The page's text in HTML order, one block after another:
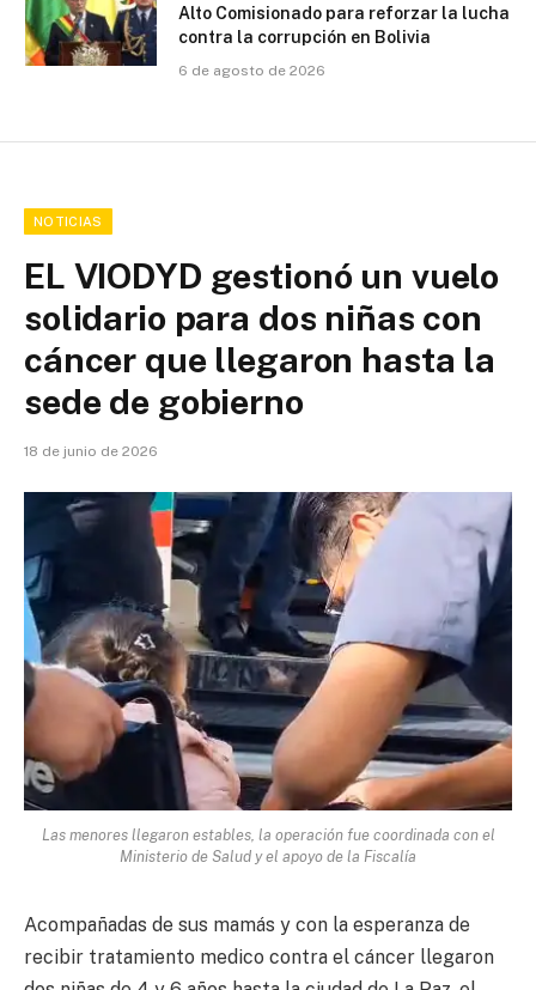
Alto Comisionado para reforzar la lucha
contra la corrupción en Bolivia
6 de agosto de 2026
NOTICIAS
EL VIODYD gestionó un vuelo
solidario para dos niñas con
cáncer que llegaron hasta la
sede de gobierno
18 de junio de 2026
Las menores llegaron estables, la operación fue coordinada con el
Ministerio de Salud y el apoyo de la Fiscalía
Acompañadas de sus mamás y con la esperanza de
recibir tratamiento medico contra el cáncer llegaron